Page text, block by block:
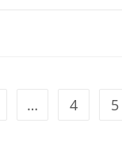
… 4 5